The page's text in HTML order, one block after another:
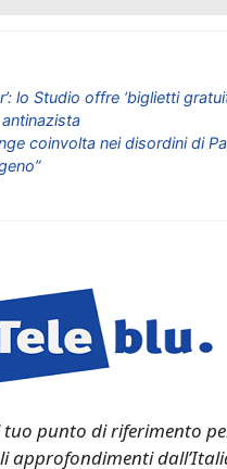
lo Studio offre ‘biglietti
coinvolta nei disordini di
tuo punto di riferimento
approfondimenti